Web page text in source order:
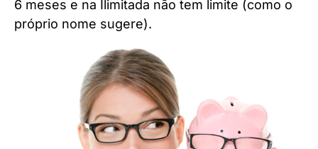
6 meses e na Ilimitada não tem limite (como o
próprio nome sugere).